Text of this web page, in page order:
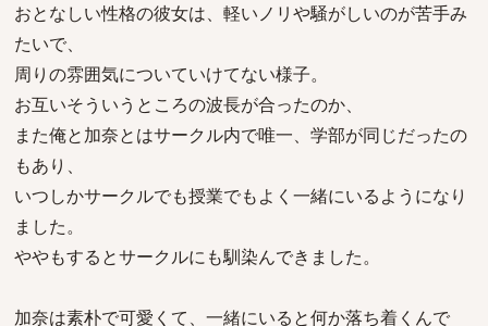
おとなしい性格の彼女は、軽いノリや騒がしいのが苦手み
たいで、
周りの雰囲気についていけてない様子。
お互いそういうところの波長が合ったのか、
また俺と加奈とはサークル内で唯一、学部が同じだったの
もあり、
いつしかサークルでも授業でもよく一緒にいるようになり
ました。
ややもするとサークルにも馴染んできました。
加奈は素朴で可愛くて、一緒にいると何か落ち着くんで